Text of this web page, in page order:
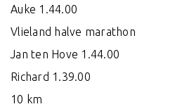
Auke 1.44.00
Vlieland halve marathon
Jan ten Hove 1.44.00
Richard 1.39.00
10 km